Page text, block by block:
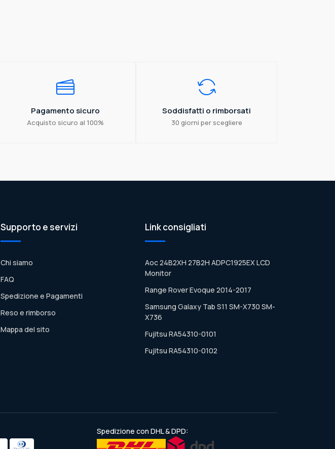
Pagamento sicuro
Acquisto sicuro al 100%
Soddisfatti o rimborsati
30 giorni per scegliere
Supporto e servizi
Chi siamo
FAQ
Spedizione e Pagamenti
Reso e rimborso
Mappa del sito
Link consigliati
Aoc 24B2XH 27B2H ADPC1925EX LCD
Monitor
Range Rover Evoque 2014-2017
Samsung Galaxy Tab S11 SM-X730 SM-
X736
Fujitsu RA54310-0101
Fujitsu RA54310-0102
Spedizione con DHL & DPD: